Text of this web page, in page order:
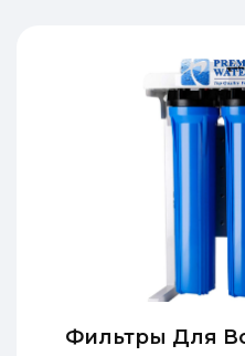
Фильтры Для